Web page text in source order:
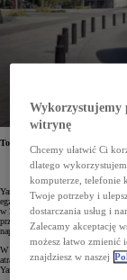
Toyota Yarisa z roku
topową odmianę – GR
i zarezerwowanym dla niej
Yaris to światowy bestseller
egzemplarzy, z czego 5 mln aut
w 2020 roku i była pierwszym
przyznawanych za dobre
napędy hybrydowe,
W 2025 roku Toyota odświeżyła
atrakcyjniejszą topową odmianę
Yarisów ruszyła w lutym.
Wykorzystujemy
witrynę
Chcemy ułatwić Ci
dlatego
komputerze, telefonie
Twoje potrzeby i
dostarczania usług i
Zalecamy akceptację
możesz łatwo zmienić
znajdziesz w naszej